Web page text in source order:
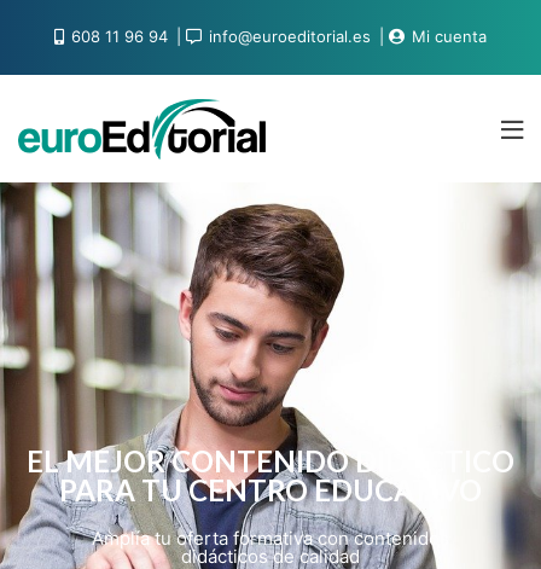
608 11 96 94 info@euroeditorial.es Mi cuenta
EL MEJOR CONTENIDO DIDÁCTICO
PARA TU CENTRO EDUCATIVO
Amplía tu oferta formativa con contenidos
didácticos de calidad